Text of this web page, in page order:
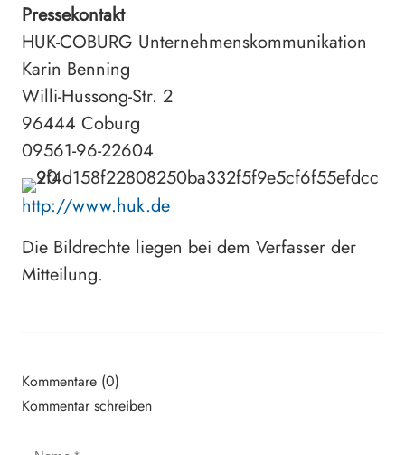
Pressekontakt
HUK-COBURG Unternehmenskommunikation
Karin Benning
Willi-Hussong-Str. 2
96444 Coburg
09561-96-22604
http://www.huk.de
Die Bildrechte liegen bei dem Verfasser der
Mitteilung.
Kommentare (0)
Kommentar schreiben